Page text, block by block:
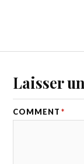
Laisser
COMMENT *